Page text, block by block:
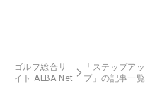
ゴルフ総合サ
イト ALBA Net
「ステップアッ
プ」の記事一覧